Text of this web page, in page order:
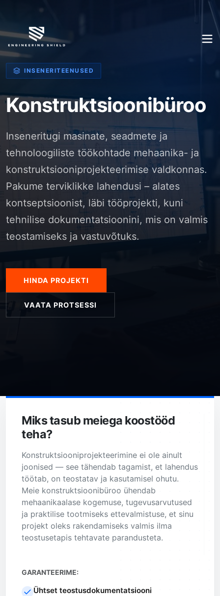
INSENERITEENUSED
Konstruktsioonibüroo
Inseneritugi masinate, seadmete ja
tehnoloogiliste töökohtade mehaanika- ja
konstruktsiooniprojekteerimise valdkonnas.
Pakume terviklikke lahendusi – alates
kontseptsioonist, läbi tööprojekti, kuni
tehnilise dokumentatsioonini, mis on valmis
teostamiseks ja vastuvõtuks.
HINDA PROJEKTI
VAATA PROTSESSI
Miks tasub meiega koostööd
teha?
Konstruktsiooniprojekteerimine ei ole ainult
joonised — see tähendab tagamist, et lahendus
töötab, on teostatav ja kasutamisel ohutu.
Meie konstruktsioonibüroo ühendab
mehaanikaalase kogemuse, tugevusarvutused
ja praktilise tootmiseks ettevalmistuse, et sinu
projekt oleks rakendamiseks valmis ilma
teostusetapis tehtavate parandusteta.
GARANTEERIME:
Ühtset teostusdokumentatsiooni